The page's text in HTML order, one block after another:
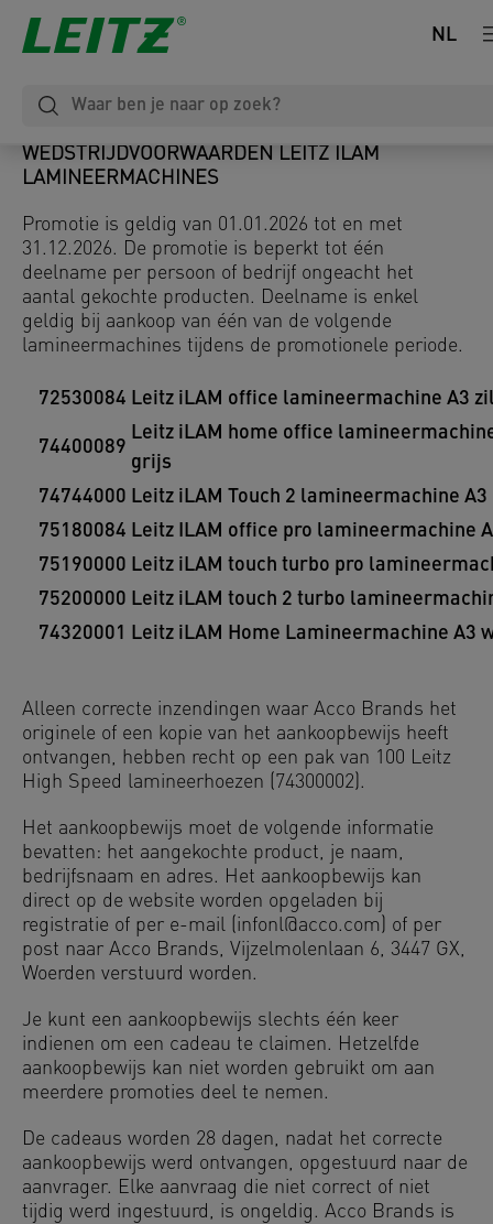
NL
WEDSTRIJDVOORWAARDEN LEITZ ILAM
LAMINEERMACHINES
Promotie is geldig van 01.01.2026 tot en met
31.12.2026. De promotie is beperkt tot één
deelname per persoon of bedrijf ongeacht het
aantal gekochte producten. Deelname is enkel
geldig bij aankoop van één van de volgende
lamineermachines tijdens de promotionele periode.
72530084 Leitz iLAM office lamineermachine A3
74400089
Leitz iLAM home office
grijs
74744000 Leitz iLAM Touch 2 lamineermachine A3
75180084 Leitz ILAM office pro lamineermachine
75190000 Leitz iLAM touch turbo pro
75200000 Leitz iLAM touch 2 turbo
74320001 Leitz iLAM Home Lamineermachine A3
Alleen correcte inzendingen waar Acco Brands het
originele of een kopie van het aankoopbewijs heeft
ontvangen, hebben recht op een pak van 100 Leitz
High Speed lamineerhoezen (74300002).
Het aankoopbewijs moet de volgende informatie
bevatten: het aangekochte product, je naam,
bedrijfsnaam en adres. Het aankoopbewijs kan
direct op de website worden opgeladen bij
registratie of per e-mail (infonl@acco.com) of per
post naar Acco Brands, Vijzelmolenlaan 6, 3447 GX,
Woerden verstuurd worden.
Je kunt een aankoopbewijs slechts één keer
indienen om een cadeau te claimen. Hetzelfde
aankoopbewijs kan niet worden gebruikt om aan
meerdere promoties deel te nemen.
De cadeaus worden 28 dagen, nadat het correcte
aankoopbewijs werd ontvangen, opgestuurd naar de
aanvrager. Elke aanvraag die niet correct of niet
tijdig werd ingestuurd, is ongeldig. Acco Brands is